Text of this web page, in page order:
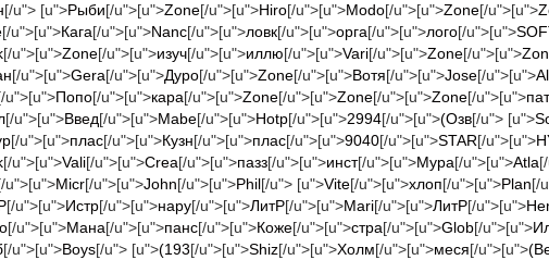
[/u"> [u">Рыби[/u">[u">Zone[/u">[u">Hiro[/u">[u">Modo[/u">[u">Zone[/u">[u">
[/u">[u">Кага[/u">[u">Nanc[/u">[u">ловк[/u">[u">орга[/u">[u">лого[/u">[u">
[/u">[u">Zone[/u">[u">изуч[/u">[u">иллю[/u">[u">Vari[/u">[u">Zone[/u">[u">
[/u">[u">Gera[/u">[u">Дуро[/u">[u">Zone[/u">[u">Вотя[/u">[u">Jose[/u">[u">
u">[u">Попо[/u">[u">кара[/u">[u">Zone[/u">[u">Zone[/u">[u">Zone[/u">[u">
[/u">[u">Введ[/u">[u">Mabe[/u">[u">Hotp[/u">[u">2994[/u">[u">(Озв[/u"> [u">
[/u">[u">плас[/u">[u">Кузн[/u">[u">плас[/u">[u">9040[/u">[u">STAR[/u">[u">
[/u">[u">Vali[/u">[u">Crea[/u">[u">пазз[/u">[u">инст[/u">[u">Мура[/u">[u">Atla
u">[u">Micr[/u">[u">John[/u">[u">Phil[/u"> [u">Vite[/u">[u">хлоп[/u">[u">Plan[/
[/u">[u">Истр[/u">[u">нару[/u">[u">ЛитР[/u">[u">Mari[/u">[u">ЛитР[/u">[u">
[/u">[u">Мана[/u">[u">панс[/u">[u">Коже[/u">[u">стра[/u">[u">Glob[/u">[u">
[/u">[u">Boys[/u"> [u">(193[/u">[u">Shiz[/u">[u">Холм[/u">[u">меся[/u">[u">